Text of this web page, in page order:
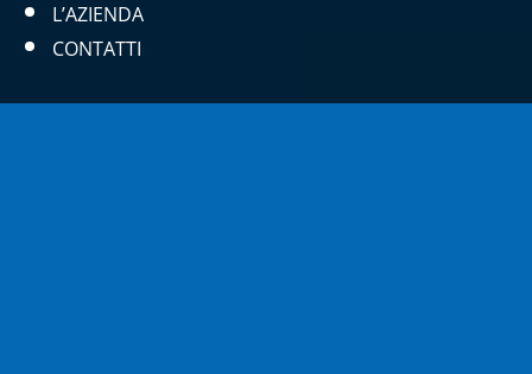
L’AZIENDA
CONTATTI